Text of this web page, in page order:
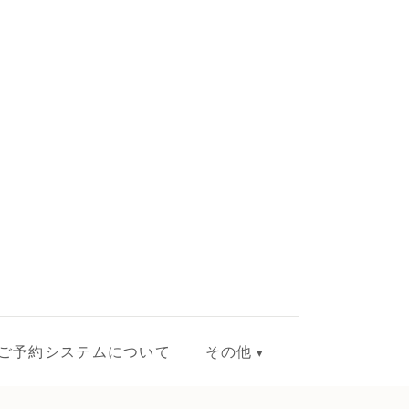
予約システムについて その他